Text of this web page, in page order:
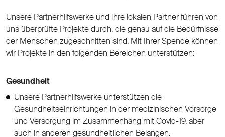
Unsere Partnerhilfswerke und ihre lokalen Partner führen von
uns überprüfte Projekte durch, die genau auf die Bedürfnisse
der Menschen zugeschnitten sind. Mit Ihrer Spende können
wir Projekte in den folgenden Bereichen unterstützen:
Gesundheit
Unsere Partnerhilfswerke unterstützen die
Gesundheitseinrichtungen in der medizinischen Vorsorge
und Versorgung im Zusammenhang mit Covid-19, aber
auch in anderen gesundheitlichen Belangen.